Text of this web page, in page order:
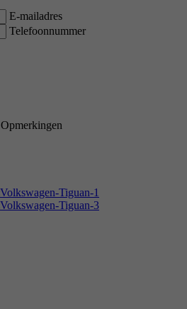
E-mailadres
Telefoonnummer
Opmerkingen